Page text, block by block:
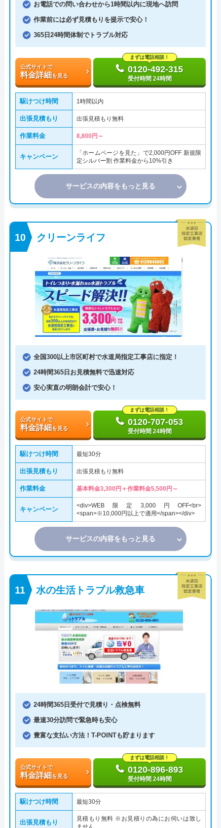
お電話での問い合わせから1時間以内に現地へ訪問
作業前には必ず見積もりを提示で安心！
365日24時間体制でトラブル対応
公式サイトで
料金詳細を見る
まずは電話相談！
0120-492-315
受付時間 24時間
駆けつけ時間 1時間以内
出張見積もり 出張見積もり無料
作業料金 8,800円～
キャンペーン
「ホームページを見た」で2,000円OFF 新規限
定シルバー割 作業料金から10%引き
サービスの内容をもっと見る
クリーンライフ
全国300以上市区町村で水道局指定工事店に指定！
24時間365日お見積無料で迅速対応
安心実直の明朗会計で安心！
公式サイトで
料金詳細を見る
まずは電話相談！
0120-707-053
受付時間 24時間
駆けつけ時間 最短30分
出張見積もり 出張見積もり無料
作業料金 基本料金3,300円＋作業料金5,500円～
キャンペーン
<div>WEB限定3,000円OFF<br>
<span>※10,000円以上で適用</span></div>
サービスの内容をもっと見る
水の生活トラブル救急車
24時間365日受付で見積り・点検無料
最速30分訪問で緊急時も安心
豊富な支払い方法！T-POINTも貯まります
公式サイトで
料金詳細を見る
まずは電話相談！
0120-896-893
受付時間 24時間
駆けつけ時間 最短30分
出張見積もり
見積もり無料 ※お見積りの為にお伺いは致し
ません